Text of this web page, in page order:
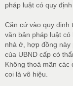
pháp luật có quy định
Căn cứ vào quy định
văn bản pháp luật
nhà ở, hợp đồng
của UBND cấp có
Không thoả mãn các
coi là vô hiệu.